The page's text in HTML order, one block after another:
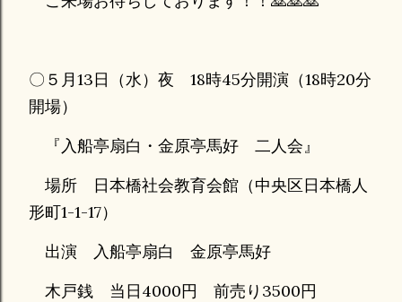
〇５月13日（水）夜 18時45分開演（18時20分
開場）
『入船亭扇白・金原亭馬好 二人会』
場所 日本橋社会教育会館（中央区日本橋人
形町1-1-17）
出演 入船亭扇白 金原亭馬好
木戸銭 当日4000円 前売り3500円